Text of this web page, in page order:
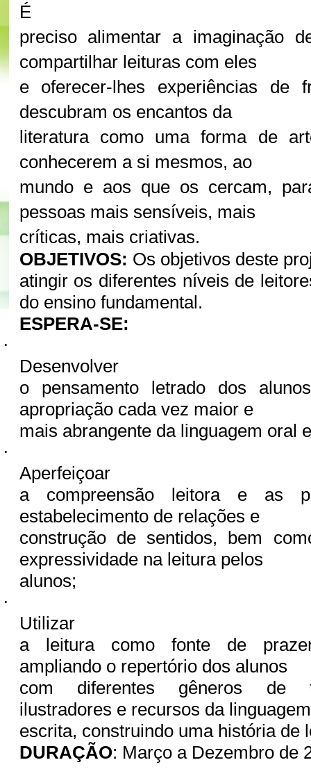
É
preciso alimentar a imaginação
compartilhar leituras com eles
e oferecer-lhes experiências de
descubram os encantos da
literatura como uma forma de
conhecerem a si mesmos, ao
mundo e aos que os cercam,
pessoas mais sensíveis, mais
críticas, mais criativas.
OBJETIVOS: Os objetivos deste
atingir os diferentes níveis de
do ensino fundamental.
ESPERA-SE:
·
Desenvolver
o pensamento letrado dos
apropriação cada vez maior e
mais abrangente da linguagem oral
·
Aperfeiçoar
a compreensão leitora e as
estabelecimento de relações e
construção de sentidos, bem
expressividade na leitura pelos
alunos;
·
Utilizar
a leitura como fonte de
ampliando o repertório dos alunos
com diferentes gêneros de
ilustradores e recursos da linguagem
escrita, construindo uma história de
DURAÇÃO: Março a Dezembro de